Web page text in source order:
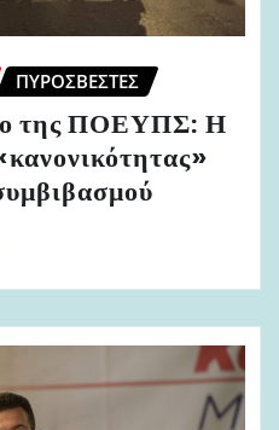
ΠΥΡΟΣΒΈΣΤΕΣ
της ΠΟΕΥΠΣ: Η